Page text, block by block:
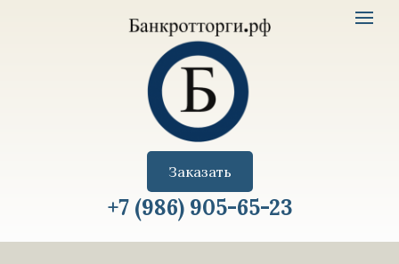
Имущество
с
торгов
logo
Заказать
+7 (986) 905-65-23
Toggle